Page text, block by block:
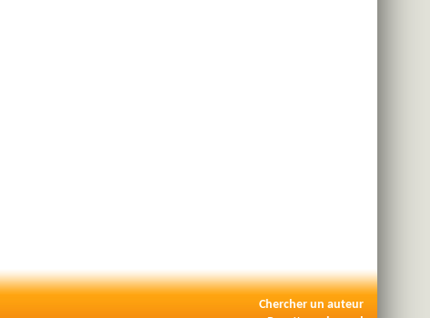
Chercher un auteur